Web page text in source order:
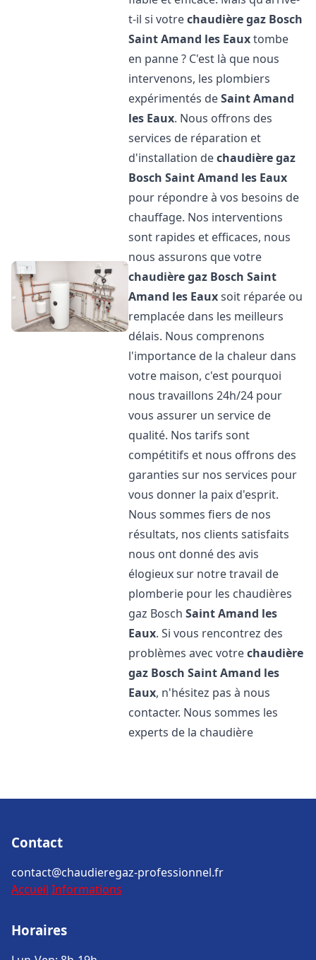
t-il si votrechaudière gaz Bosch
Saint Amand les Eauxtombe
en panne ? C'est là que nous
intervenons, les plombiers
expérimentés deSaint Amand
les Eaux. Nous offrons des
services de réparation et
d'installation dechaudière gaz
Bosch Saint Amand les Eaux
pour répondre à vos besoins de
chauffage. Nos interventions
sont rapides et efficaces, nous
nous assurons que votre
chaudière gaz Bosch Saint
Amand les Eauxsoit réparée ou
remplacée dans les meilleurs
délais. Nous comprenons
l'importance de la chaleur dans
votre maison, c'est pourquoi
nous travaillons 24h/24 pour
vous assurer un service de
qualité. Nos tarifs sont
compétitifs et nous offrons des
garanties sur nos services pour
vous donner la paix d'esprit.
Nous sommes fiers de nos
résultats, nos clients satisfaits
nous ont donné des avis
élogieux sur notre travail de
plomberie pour les chaudières
gaz BoschSaint Amand les
Eaux. Si vous rencontrez des
problèmes avec votrechaudière
gaz Bosch Saint Amand les
Eaux, n'hésitez pas à nous
contacter. Nous sommes les
experts de la chaudière
Contact
contact@chaudieregaz-professionnel.fr
Accueil Informations
Horaires